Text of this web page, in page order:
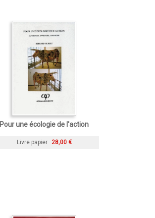
Pour une écologie de l'action
Livre papier 28,00 €